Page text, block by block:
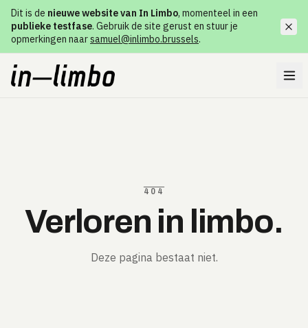
Dit is de nieuwe website van In Limbo, momenteel in een
publieke testfase. Gebruik de site gerust en stuur je
opmerkingen naarsamuel@inlimbo.brussels.
404
Verloren in limbo.
Deze pagina bestaat niet.